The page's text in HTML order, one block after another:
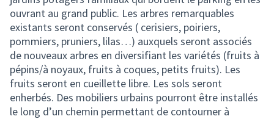
ouvrant au grand public. Les arbres remarquables
existants seront conservés ( cerisiers, poiriers,
pommiers, pruniers, lilas…) auxquels seront associés
de nouveaux arbres en diversifiant les variétés (fruits à
pépins/à noyaux, fruits à coques, petits fruits). Les
fruits seront en cueillette libre. Les sols seront
enherbés. Des mobiliers urbains pourront être installés
le long d’un chemin permettant de contourner à